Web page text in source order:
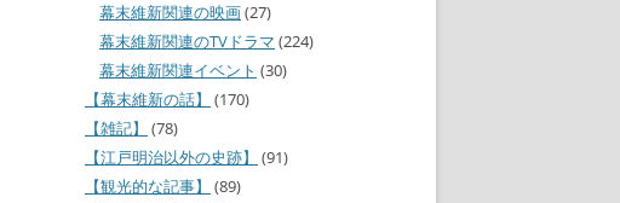
幕末維新関連の映画(27)
幕末維新関連のTVドラマ (224)
幕末維新関連イベント (30)
【幕末維新の話】
(170)
【雑記】
(78)
【江戸明治以外の史跡】
(91)
【観光的な記事】
(89)